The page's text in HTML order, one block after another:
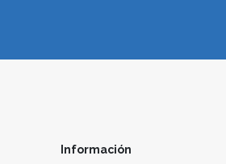
Información